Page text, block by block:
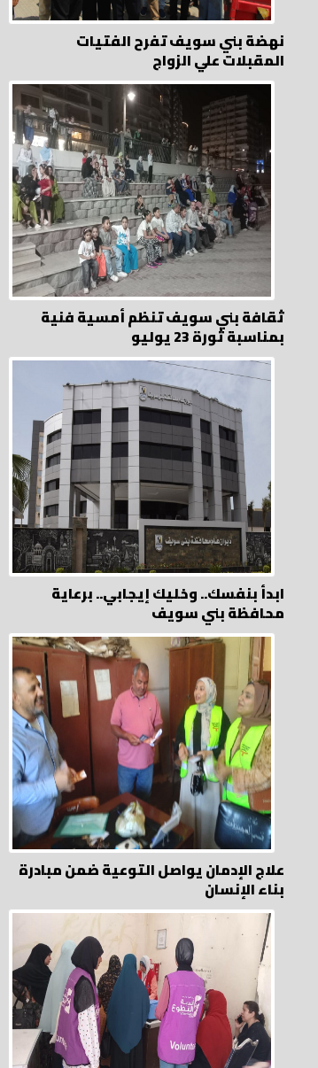
نهضة بني سويف تفرح الفتيات
المقبلات علي الزواج
ثقافة بني سويف تنظم أمسية فنية
بمناسبة ثورة 23 يوليو
ابدأ بنفسك.. وخليك إيجابي.. برعاية
محافظة بني سويف
علاج الإدمان يواصل التوعية ضمن مبادرة
بناء الإنسان